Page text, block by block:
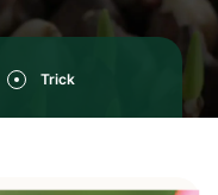
Trick